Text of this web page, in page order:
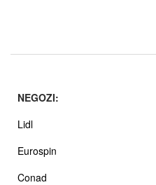
NEGOZI:
Lidl
Eurospin
Conad